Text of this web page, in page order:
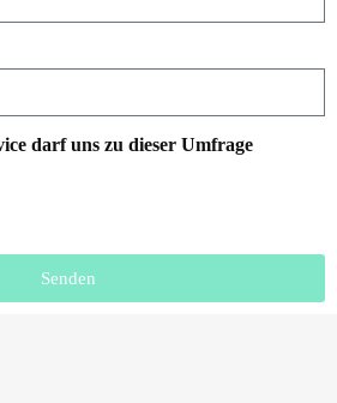
darf uns zu dieser Umfrage
Senden